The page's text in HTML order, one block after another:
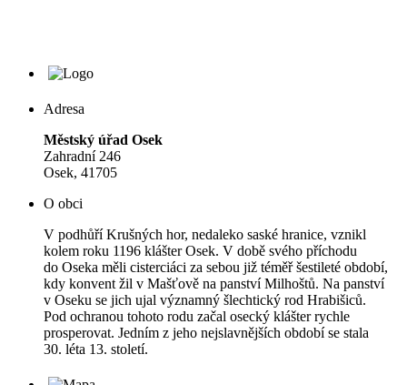
Adresa
Městský úřad Osek
Zahradní 246
Osek, 41705
O obci
V podhůří Krušných hor, nedaleko saské hranice, vznikl
kolem roku 1196 klášter Osek. V době svého příchodu
do Oseka měli cisterciáci za sebou již téměř šestileté období,
kdy konvent žil v Mašťově na panství Milhoštů. Na panství
v Oseku se jich ujal významný šlechtický rod Hrabišiců.
Pod ochranou tohoto rodu začal osecký klášter rychle
prosperovat. Jedním z jeho nejslavnějších období se stala
30. léta 13. století.